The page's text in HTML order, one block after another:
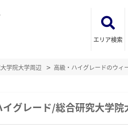
エリア検索
学院大学周辺 高級・ハイグレードのウィ
イグレード/総合研究大学